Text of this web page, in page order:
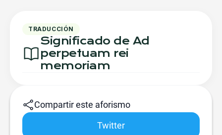
TRADUCCIÓN
Significado de Ad
perpetuam rei
memoriam
Compartir este aforismo
Twitter